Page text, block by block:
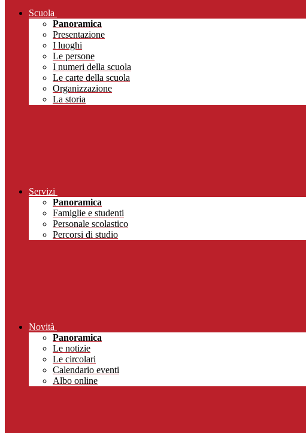
Scuola
Panoramica
Presentazione
I luoghi
Le persone
I numeri della scuola
Le carte della scuola
Organizzazione
La storia
Servizi
Panoramica
Famiglie e studenti
Personale scolastico
Percorsi di studio
Novità
Panoramica
Le notizie
Le circolari
Calendario eventi
Albo online